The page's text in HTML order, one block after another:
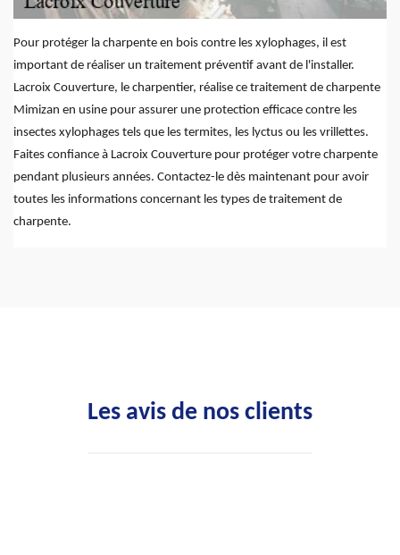
Pour protéger la charpente en bois contre les xylophages, il est
important de réaliser un traitement préventif avant de l'installer.
Lacroix Couverture, le charpentier, réalise ce traitement de charpente
Mimizan en usine pour assurer une protection efficace contre les
insectes xylophages tels que les termites, les lyctus ou les vrillettes.
Faites confiance à Lacroix Couverture pour protéger votre charpente
pendant plusieurs années. Contactez-le dès maintenant pour avoir
toutes les informations concernant les types de traitement de
charpente.
Les avis de nos clients